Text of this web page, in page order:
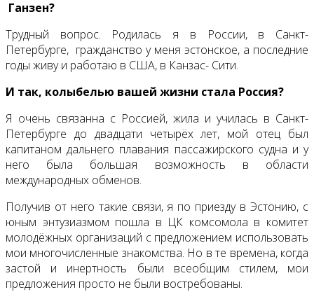
Ганзен?
Трудный вопрос. Родилась я в России, в Санкт-
Петербурге, гражданство у меня эстонское, а последние
годы живу и работаю в США, в Канзас- Сити.
И так, колыбелью вашей жизни стала Россия?
Я очень связанна с Россией, жила и училась в Санкт-
Петербурге до двадцати четырёх лет, мой отец был
капитаном дальнего плавания пассажирского судна и у
него была большая возможность в области
международных обменов.
Получив от него такие связи, я по приезду в Эстонию, с
юным энтузиазмом пошла в ЦК комсомола в комитет
молодёжных организаций с предложением использовать
мои многочисленные знакомства. Но в те времена, когда
застой и инертность были всеобщим стилем, мои
предложения просто не были востребованы.